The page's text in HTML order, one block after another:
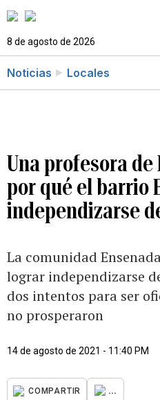
8 de agosto de 2026
Noticias Locales
Una profesora
por qué el barrio
independizarse
La comunidad
lograr independizarse
dos intentos para ser
no prosperaron
14 de agosto de 2021 - 11:40 PM
COMPARTIR ...